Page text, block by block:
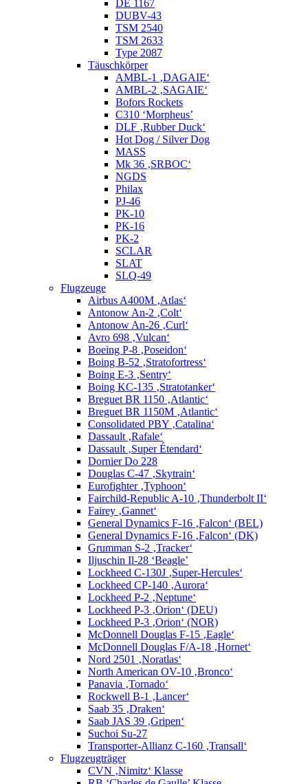
DE 1167
DUBV-43
TSM 2540
TSM 2633
Type 2087
Täuschkörper
AMBL-1 ‚DAGAIE‘
AMBL-2 ‚SAGAIE‘
Bofors Rockets
C310 ‘Morpheus’
DLF ‚Rubber Duck‘
Hot Dog / Silver Dog
MASS
Mk 36 ‚SRBOC‘
NGDS
Philax
PJ-46
PK-10
PK-16
PK-2
SCLAR
SLAT
SLQ-49
Flugzeuge
Airbus A400M ‚Atlas‘
Antonow An-2 ‚Colt‘
Antonow An-26 ‚Curl‘
Avro 698 ‚Vulcan‘
Boeing P-8 ‚Poseidon‘
Boing B-52 ‚Stratofortress‘
Boing E-3 ‚Sentry‘
Boing KC-135 ‚Stratotanker‘
Breguet BR 1150 ‚Atlantic‘
Breguet BR 1150M ‚Atlantic‘
Consolidated PBY ‚Catalina‘
Dassault ‚Rafale‘
Dassault ‚Super Étendard‘
Dornier Do 228
Douglas C-47 ‚Skytrain‘
Eurofighter ‚Typhoon‘
Fairchild-Republic A-10 ‚Thunderbolt II‘
Fairey ‚Gannet‘
General Dynamics F-16 ‚Falcon‘ (BEL)
General Dynamics F-16 ‚Falcon‘ (DK)
Grumman S-2 ‚Tracker‘
Iljuschin Il-28 ‘Beagle’
Lockheed C-130J ‚Super-Hercules‘
Lockheed CP-140 ‚Aurora‘
Lockheed P-2 ‚Neptune‘
Lockheed P-3 ‚Orion‘ (DEU)
Lockheed P-3 ‚Orion‘ (NOR)
McDonnell Douglas F-15 ‚Eagle‘
McDonnell Douglas F/A-18 ‚Hornet‘
Nord 2501 ‚Noratlas‘
North American OV-10 ‚Bronco‘
Panavia ‚Tornado‘
Rockwell B-1 ‚Lancer‘
Saab 35 ‚Draken‘
Saab JAS 39 ‚Gripen‘
Suchoi Su-27
Transporter-Allianz C-160 ‚Transall‘
Flugzeugträger
CVN ‚Nimitz‘ Klasse